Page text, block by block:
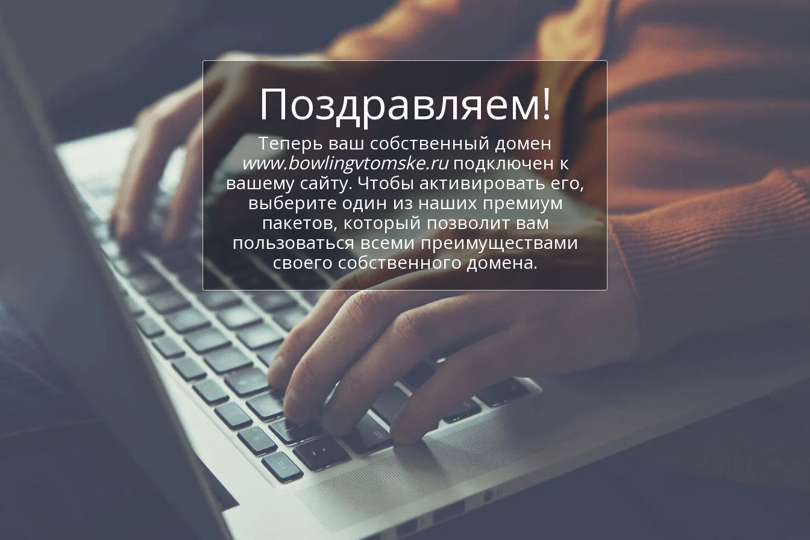
Поздравляем!
Теперь ваш собственный домен
www.bowlingvtomske.ruподключен к
вашему сайту. Чтобы активировать его,
выберите один из наших премиум
пакетов, который позволит вам
пользоваться всеми преимуществами
своего собственного домена.